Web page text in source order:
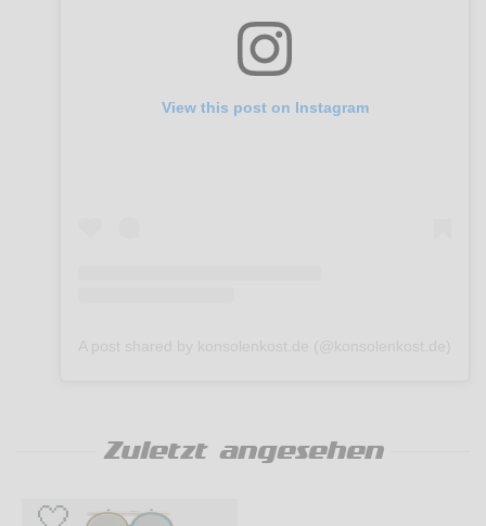
View this post on Instagram
Zuletzt angesehen